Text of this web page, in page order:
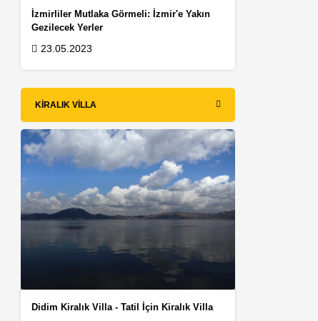
İzmirliler Mutlaka Görmeli: İzmir'e Yakın
Gezilecek Yerler
23.05.2023
KIRALIK VILLA
Didim Kiralık Villa - Tatil İçin Kiralık Villa